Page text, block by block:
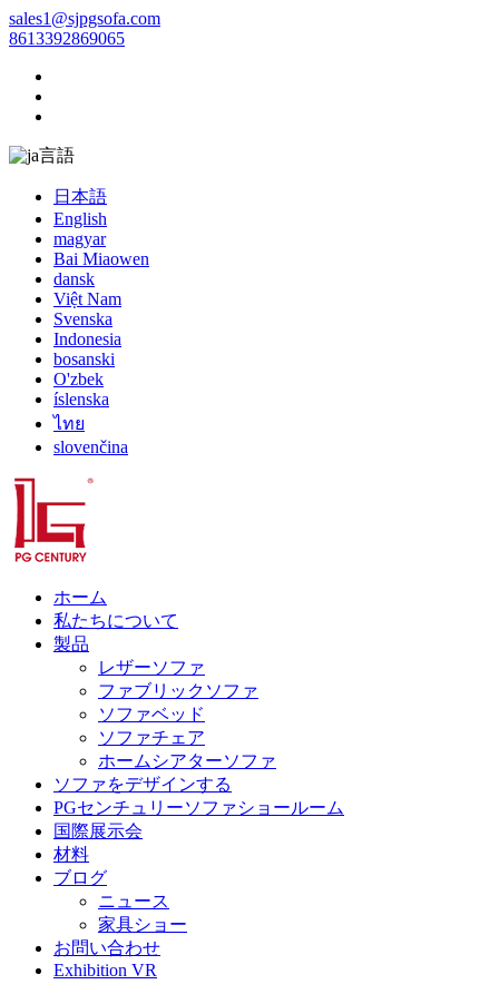
sales1@sjpgsofa.com
8613392869065
言語
日本語
English
magyar
Bai Miaowen
dansk
Việt Nam
Svenska
Indonesia
bosanski
O'zbek
íslenska
ไทย
slovenčina
ホーム
私たちについて
製品
レザーソファ
ファブリックソファ
ソファベッド
ソファチェア
ホームシアターソファ
ソファをデザインする
PGセンチュリーソファショールーム
国際展示会
材料
ブログ
ニュース
家具ショー
お問い合わせ
Exhibition VR